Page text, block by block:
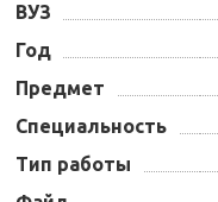
ВУЗ
Год
Предмет
Специальность
Тип работы